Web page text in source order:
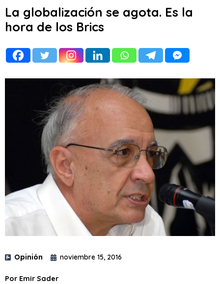
La globalización se agota. Es la
hora de los Brics
Opinión noviembre 15, 2016
Por Emir Sader